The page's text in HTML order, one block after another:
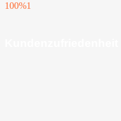
100%1